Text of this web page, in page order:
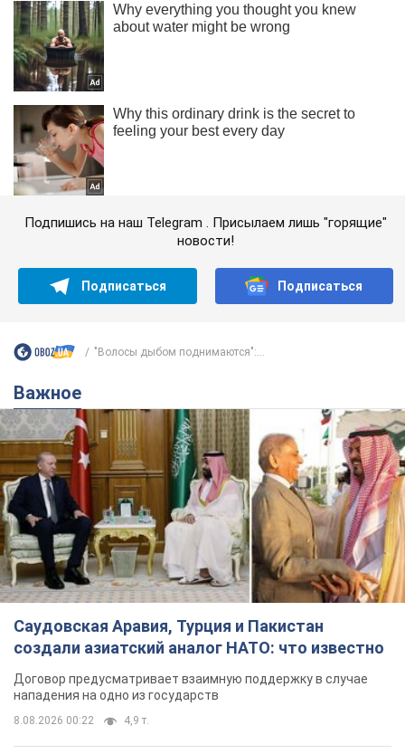
Подпишись на наш Telegram . Присылаем лишь "горящие"
новости!
Подписаться Подписаться
"Волосы дыбом поднимаются":...
Важное
Саудовская Аравия, Турция и Пакистан
создали азиатский аналог НАТО: что известно
Договор предусматривает взаимную поддержку в случае
нападения на одно из государств
8.08.2026 00:22 4,9 т.